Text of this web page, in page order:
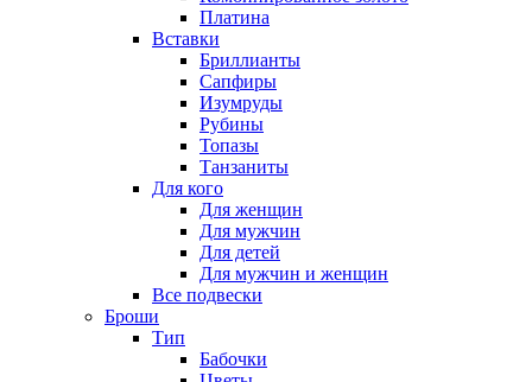
Платина
Вставки
Бриллианты
Сапфиры
Изумруды
Рубины
Топазы
Танзаниты
Для кого
Для женщин
Для мужчин
Для детей
Для мужчин и женщин
Все подвески
Броши
Тип
Бабочки